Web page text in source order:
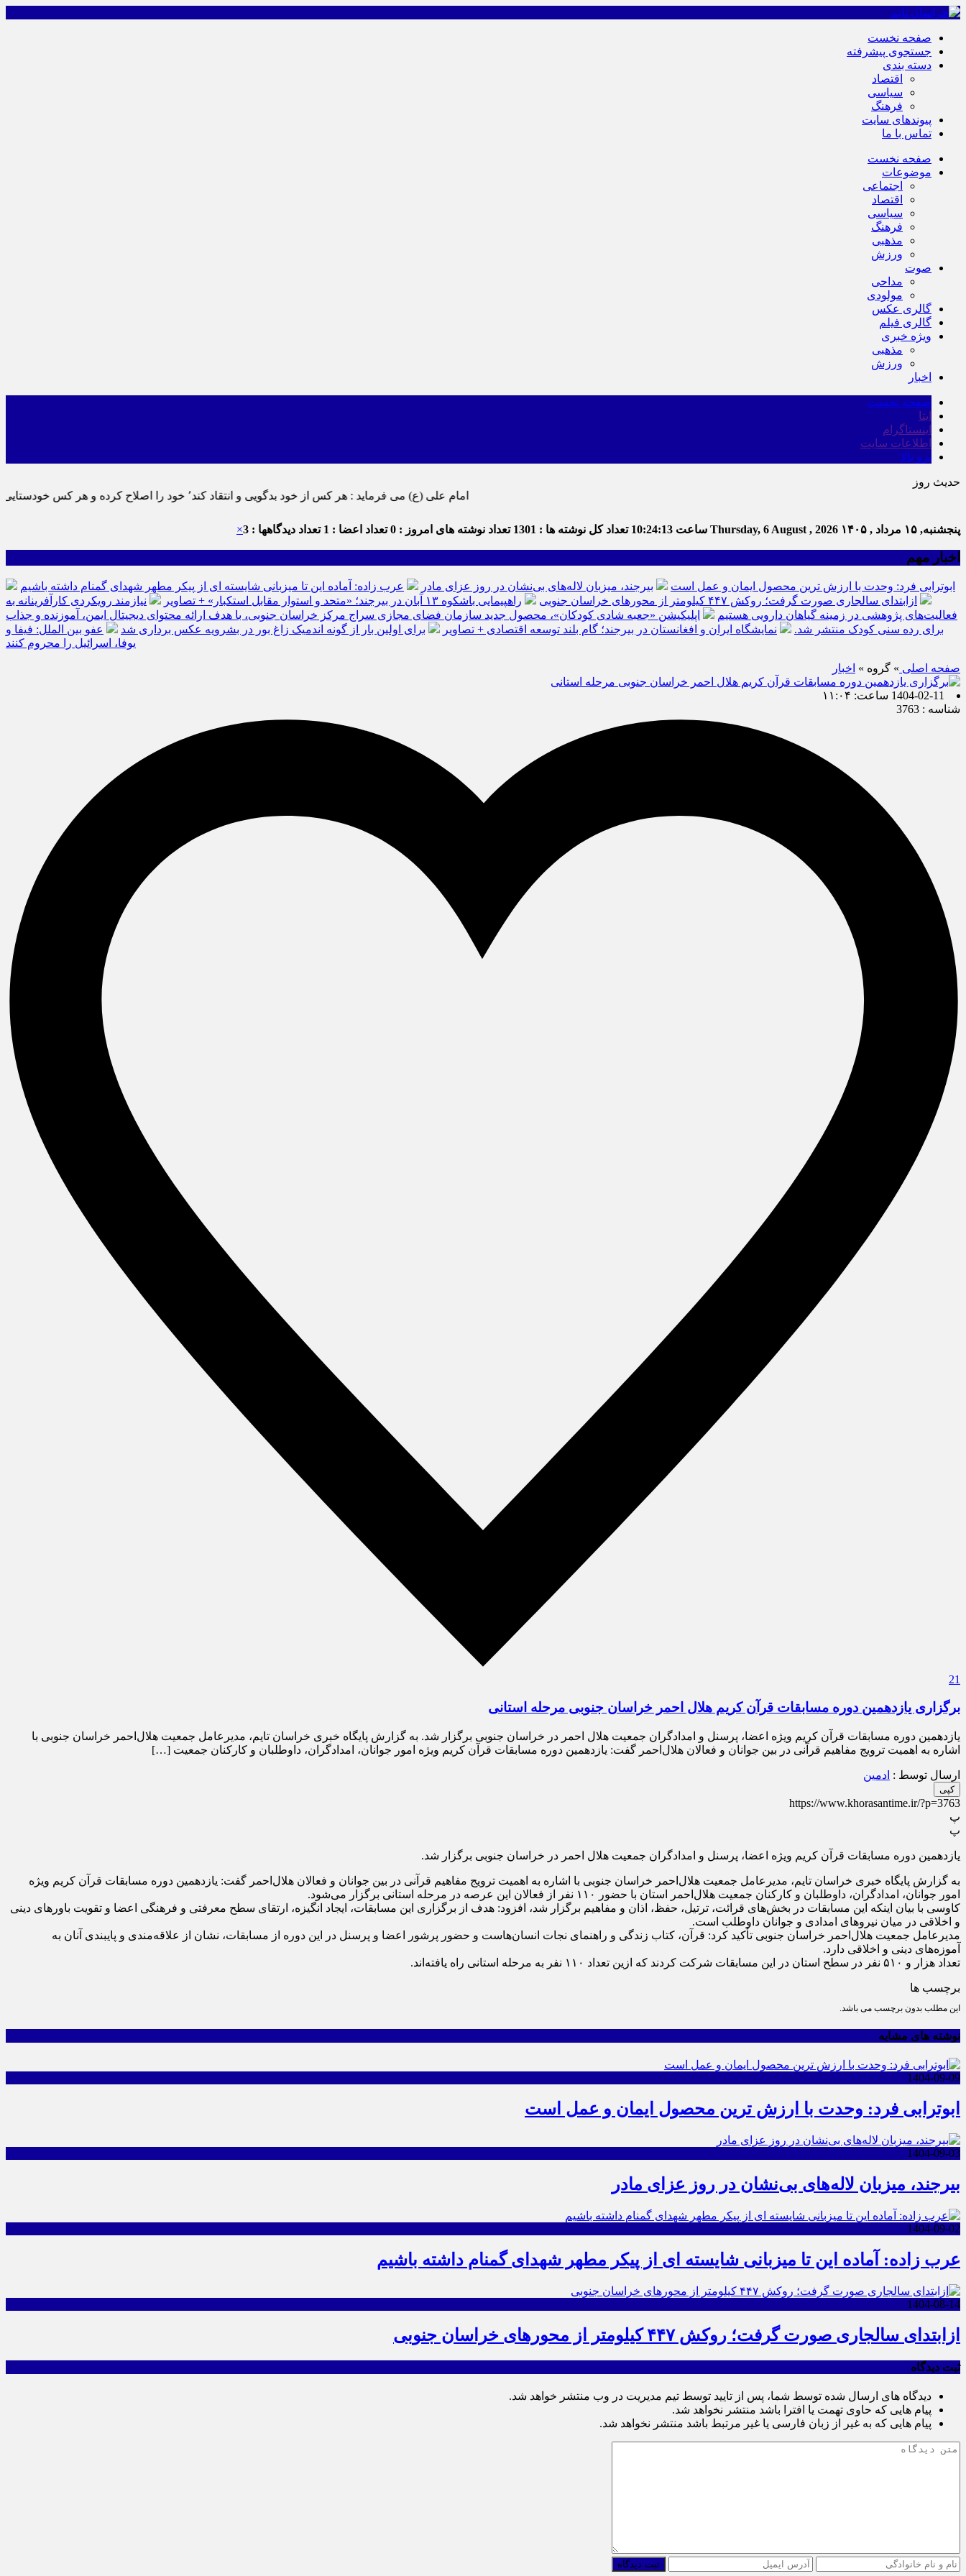
صفحه نخست
جستجوی پیشرفته
دسته بندی
اقتصاد
سیاسی
فرهنگ
پیوندهای سایت
تماس با ما
صفحه نخست
موضوعات
اجتماعی
اقتصاد
سیاسی
فرهنگ
مذهبی
ورزش
صوت
مداحی
مولودی
گالری عکس
گالری فیلم
ویژه خبری
مذهبی
ورزش
اخبار
صفحه نخست
ایتا
اینستاگرام
اطلاعات سایت
برو بالا
حدیث روز
امام علی (ع) می فرماید : هر کس از خود بدگویی و انتقاد کند٬ خود را اصلاح کرده و هر کس خودستایی نماید٬ پس به تحقیق خویش را تباه نموده است.
پنجشنبه, ۱۵ مرداد , ۱۴۰۵ Thursday, 6 August , 2026 ساعت 10:24:14 تعداد کل نوشته ها : 1301 تعداد نوشته های امروز : 0 تعداد اعضا : 1 تعداد دیدگاهها : 3 ×
اخبار مهم
ابوترابی فرد: وحدت با ارزش ترین محصول ایمان و عمل است بیرجند، میزبان لاله‌های بی‌نشان در روز عزای مادر
عرب زاده: آماده این تا میزبانی شایسته ای از پیکر مطهر شهدای گمنام داشته باشیم
ازابتدای سالجاری صورت گرفت؛ روکش ۴۴۷ کیلومتر از محورهای خراسان جنوبی
راهپیمایی باشکوه ۱۳ آبان در بیرجند؛ «متحد و استوار مقابل استکبار» + تصاویر
نیازمند رویکردی کارآفرینانه به
فعالیت‌های پژوهشی در زمینه گیاهان دارویی هستیم
اپلیکیشن «جعبه شادی کودکان»، محصول جدید سازمان فضای مجازی سراج مرکز خراسان جنوبی، با هدف ارائه محتوای دیجیتال ایمن، آموزنده و جذاب
برای رده سنی کودک منتشر شد.
نمایشگاه ایران و افغانستان در بیرجند؛ گام بلند توسعه اقتصادی + تصاویر برای اولین بار از گونه اندمیک زاغ بور در بشرویه عکس برداری شد
عفو بین الملل: فیفا و
یوفا، اسرائیل را محروم کنند
صفحه اصلی » گروه » اخبار
1404-02-11 ساعت: ۱۱:۰۴
شناسه : 3763
21
برگزاری یازدهمین دوره مسابقات قرآن کریم هلال احمر خراسان جنوبی مرحله استانی
یازدهمین دوره مسابقات قرآن کریم ویژه اعضا، پرسنل و امدادگران جمعیت هلال احمر در خراسان جنوبی برگزار شد. به گزارش پایگاه خبری خراسان تایم، مدیرعامل جمعیت هلال‌احمر خراسان جنوبی با
اشاره به اهمیت ترویج مفاهیم قرآنی در بین جوانان و فعالان هلال‌احمر گفت: یازدهمین دوره مسابقات قرآن کریم ویژه امور جوانان، امدادگران، داوطلبان و کارکنان جمعیت […]
ارسال توسط : ادمین
کپی
https://www.khorasantime.ir/?p=3763
پ
پ
یازدهمین دوره مسابقات قرآن کریم ویژه اعضا، پرسنل و امدادگران جمعیت هلال احمر در خراسان جنوبی برگزار شد.
به گزارش پایگاه خبری خراسان تایم، مدیرعامل جمعیت هلال‌احمر خراسان جنوبی با اشاره به اهمیت ترویج مفاهیم قرآنی در بین جوانان و فعالان هلال‌احمر گفت: یازدهمین دوره مسابقات قرآن کریم ویژه
امور جوانان، امدادگران، داوطلبان و کارکنان جمعیت هلال‌احمر استان با حضور ۱۱۰ نفر از فعالان این عرصه در مرحله استانی برگزار می‌شود.
کاوسی با بیان اینکه این مسابقات در بخش‌های قرائت، ترتیل، حفظ، اذان و مفاهیم برگزار شد، افزود: هدف از برگزاری این مسابقات، ایجاد انگیزه، ارتقای سطح معرفتی و فرهنگی اعضا و تقویت باور‌های دینی
و اخلاقی در میان نیرو‌های امدادی و جوانان داوطلب است.
مدیرعامل جمعیت هلال‌احمر خراسان جنوبی تأکید کرد: قرآن، کتاب زندگی و راهنمای نجات انسان‌هاست و حضور پرشور اعضا و پرسنل در این دوره از مسابقات، نشان از علاقه‌مندی و پایبندی آنان به
آموزه‌های دینی و اخلاقی دارد.
تعداد هزار و ۵۱۰ نفر در سطح استان در این مسابقات شرکت کردند که ازین تعداد ۱۱۰ نفر به مرحله استانی راه یافته‌اند.
برچسب ها
این مطلب بدون برچسب می باشد.
نوشته های مشابه
1404-09-09
ابوترابی فرد: وحدت با ارزش ترین محصول ایمان و عمل است
1404-09-03
بیرجند، میزبان لاله‌های بی‌نشان در روز عزای مادر
1404-09-02
عرب زاده: آماده این تا میزبانی شایسته ای از پیکر مطهر شهدای گمنام داشته باشیم
1404-08-14
ازابتدای سالجاری صورت گرفت؛ روکش ۴۴۷ کیلومتر از محورهای خراسان جنوبی
ثبت دیدگاه
دیدگاه های ارسال شده توسط شما، پس از تایید توسط تیم مدیریت در وب منتشر خواهد شد.
پیام هایی که حاوی تهمت یا افترا باشد منتشر نخواهد شد.
پیام هایی که به غیر از زبان فارسی یا غیر مرتبط باشد منتشر نخواهد شد.
ثبت دیدگاه